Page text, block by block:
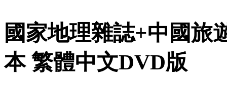
國家地理雜誌+中國旅
本 繁體中文DVD版